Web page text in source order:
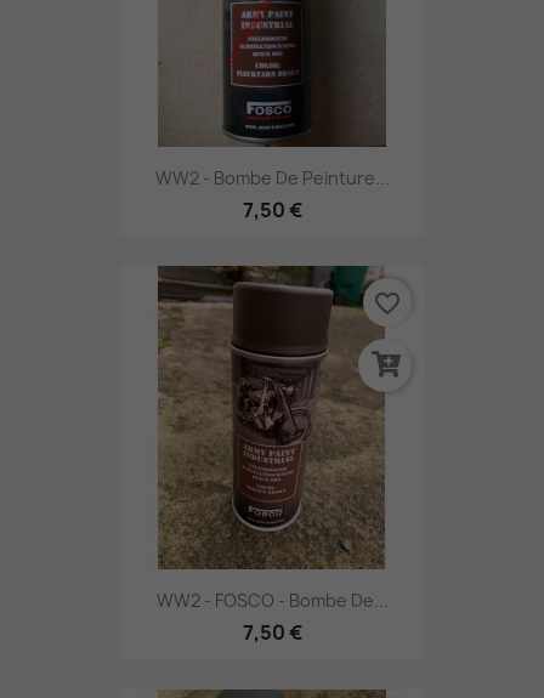
WW2 - Bombe De Peinture...
7,50 €
WW2 - FOSCO - Bombe De...
7,50 €
favorite_border